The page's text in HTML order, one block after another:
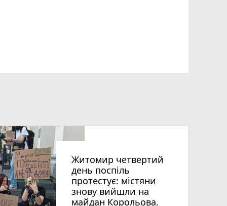
Житомир четвертий
день поспіль
протестує: містяни
знову вийшли на
майдан Корольова.